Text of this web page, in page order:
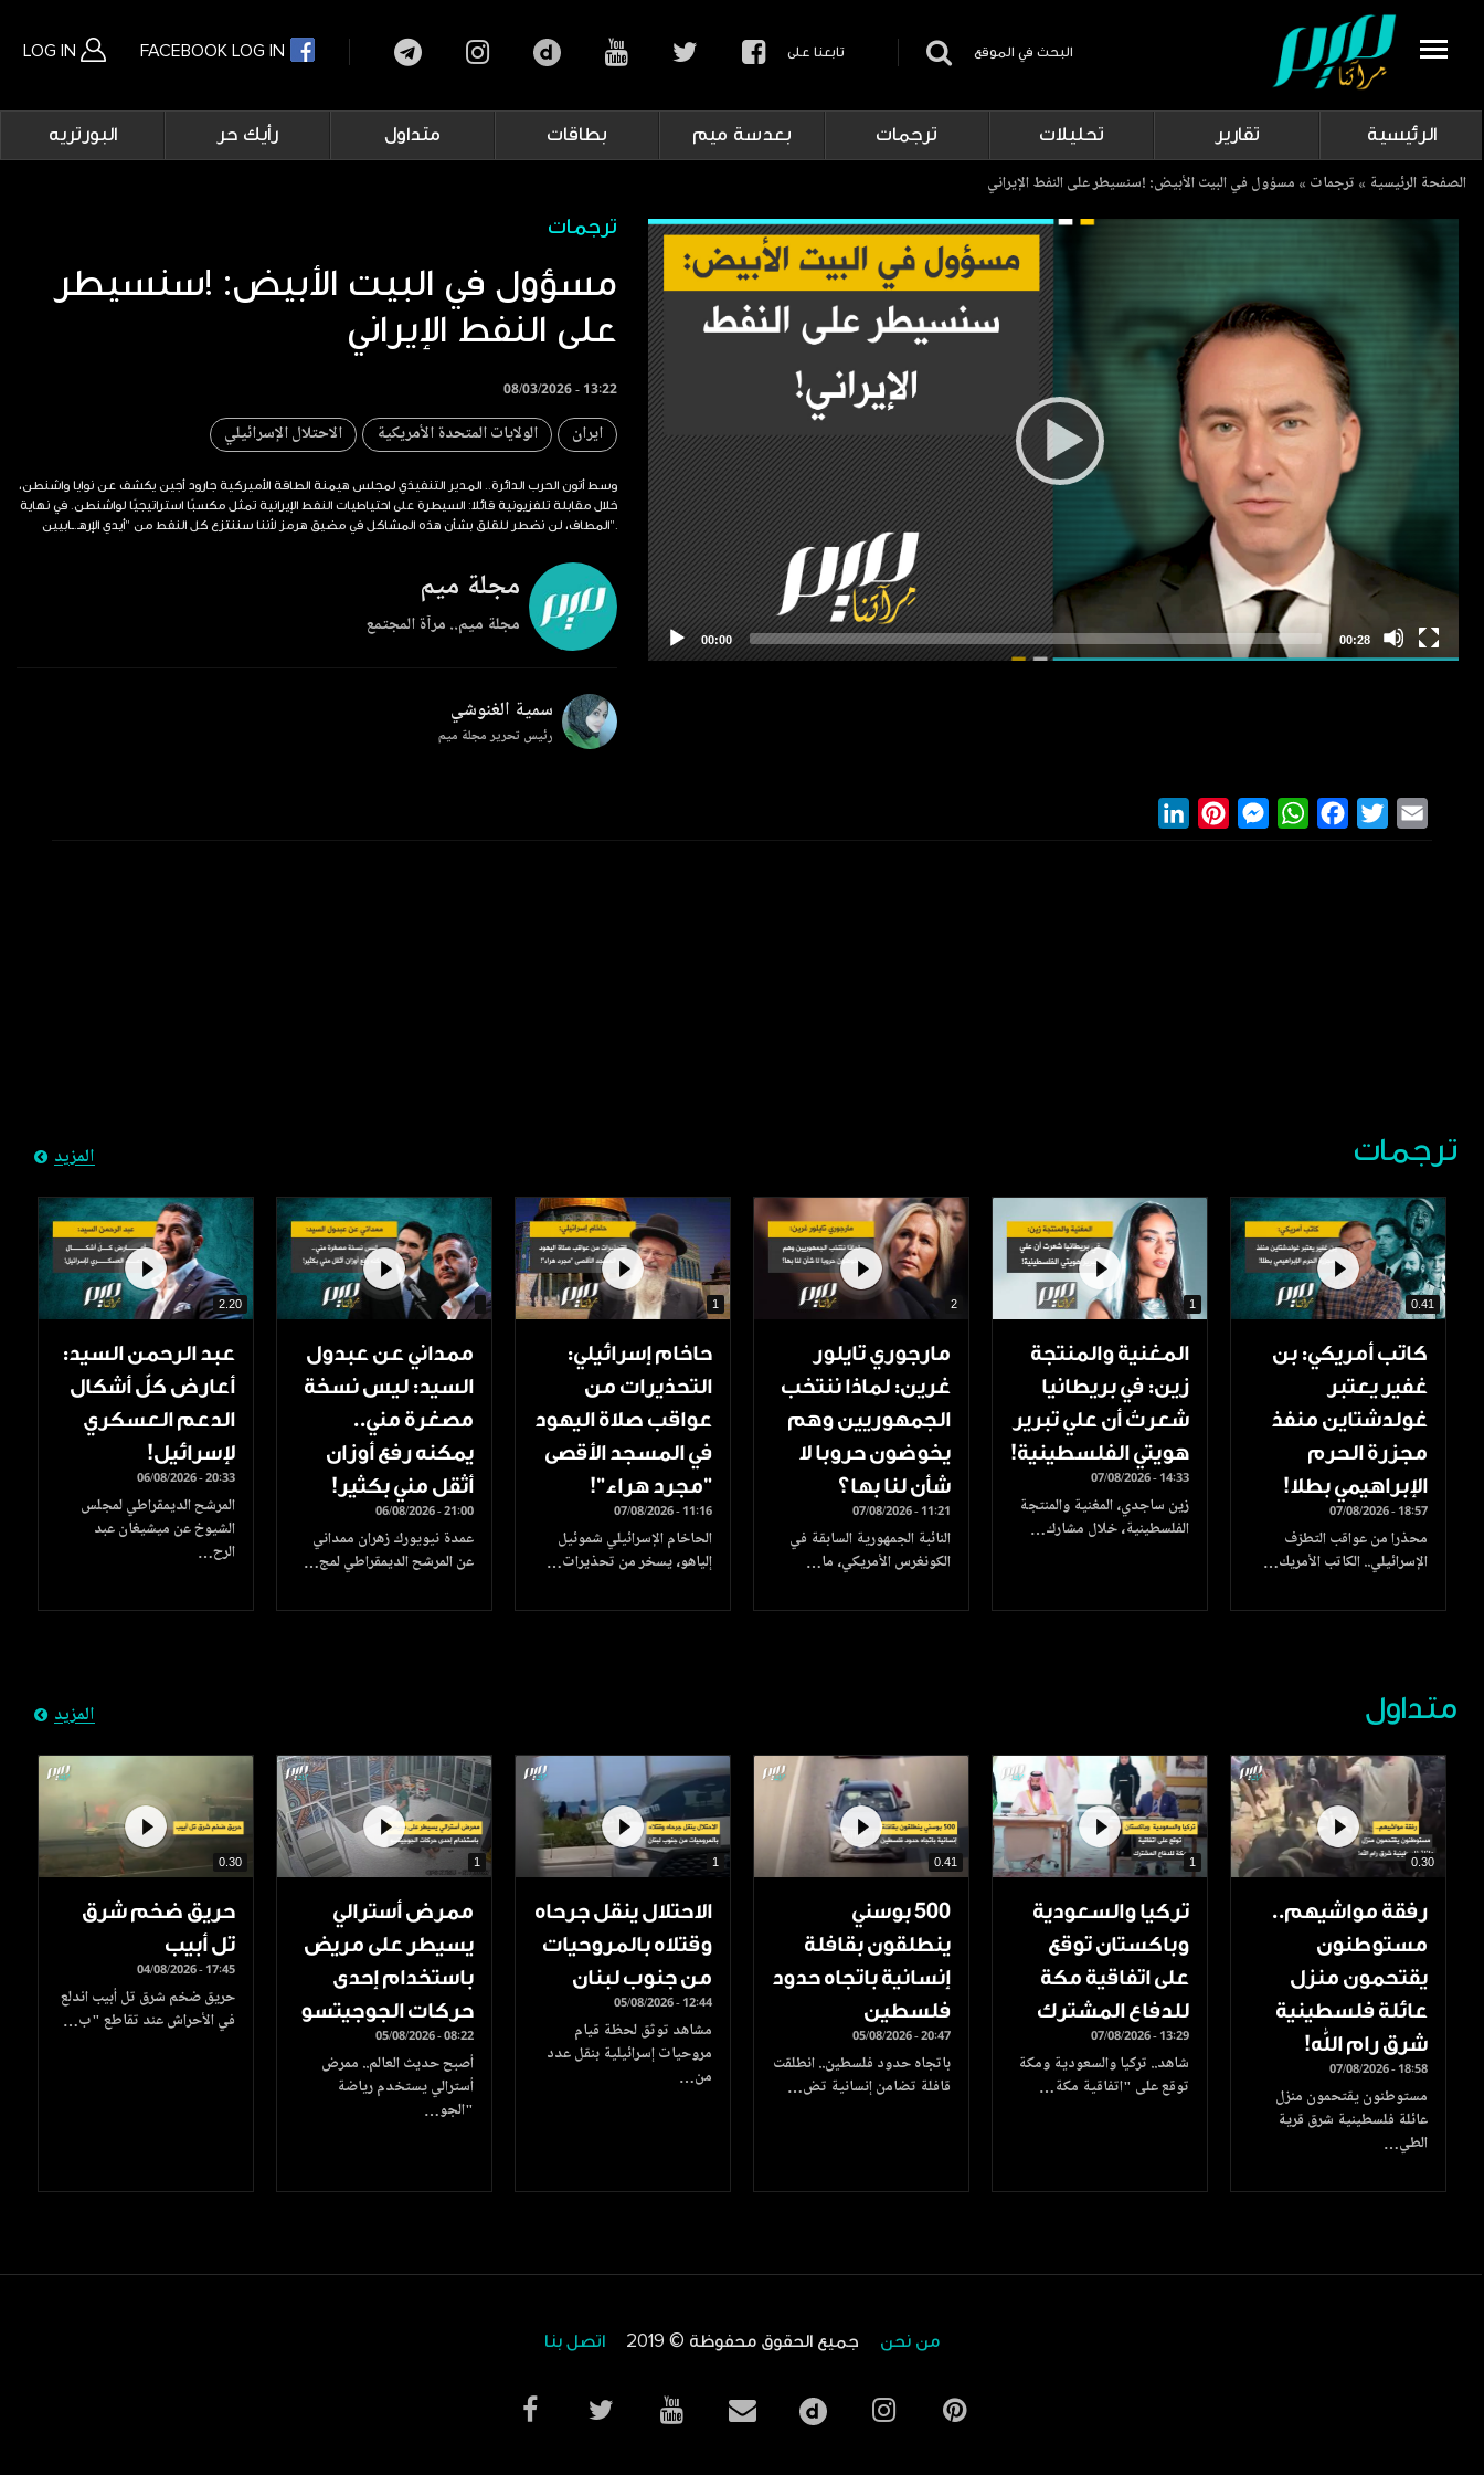
LOG IN FACEBOOK LOG IN البحث في الموقع تابعنا على
Main
navigation
الرئيسية تقارير تحليلات ترجمات بعدسة ميم بطاقات متداول رأيك حر البورتريه
Breadcrumb
الصفحة الرئيسية ترجمات مسؤول في البيت الأبيض: !سنسيطر على النفط الإيراني
ترجمات
مسؤول في البيت الأبيض: !سنسيطر
على النفط الإيراني
08/03/2026 - 13:22
ايران الولايات المتحدة الأمريكية الاحتلال الإسرائيلي
وسط أتون الحرب الدائرة.. المدير التنفيذي لمجلس هيمنة الطاقة الأميركية جارود أجين يكشف عن نوايا واشنطن،
خلال مقابلة تلفزيونية قائلا: السيطرة على احتياطيات النفط الإيرانية تمثل مكسبًا استراتيجيًا لواشنطن. في نهاية
المطاف، لن نضطر للقلق بشأن هذه المشاكل في مضيق هرمز لأننا سننتزع كل النفط من "أيدي الإرهـ.ـابيين".
مجلة ميم
مجلة ميم.. مرآة المجتمع
سمية الغنوشي
رئيس تحرير مجلة ميم
LinkedInPinterestMessengerWhatsAppFacebook
Twitter
ترجمات المزيد
0.41
كاتب أمريكي: بن
غفير يعتبر
غولدشتاين منفذ
مجزرة الحرم
الإبراهيمي بطلا!
07/08/2026 - 18:57
محذرا من عواقب التطرّف
الإسرائيلي.. الكاتب الأمريك…
1
المغنية والمنتجة
زين: في بريطانيا
شعرتُ أن علي تبرير
هويتي الفلسطينية!
07/08/2026 - 14:33
زين ساجدي، المغنية والمنتجة
الفلسطينية، خلال مشارك…
2
مارجوري تايلور
غرين: لماذا ننتخب
الجمهوريين وهم
يخوضون حروبا لا
شأن لنا بها؟
07/08/2026 - 11:21
النائبة الجمهورية السابقة في
الكونغرس الأمريكي، ما…
1
حاخام إسرائيلي:
التحذيرات من
عواقب صلاة اليهود
في المسجد الأقصى
"مجرد هراء"!
07/08/2026 - 11:16
الحاخام الإسرائيلي شموئيل
إلياهو، يسخر من تحذيرات…
ممداني عن عبدول
السيد: ليس نسخة
مصغرة مني..
يمكنه رفع أوزان
أثقل مني بكثير!
06/08/2026 - 21:00
عمدة نيويورك زهران ممداني
عن المرشح الديمقراطي لمج…
2.20
عبد الرحمن السيد:
أعارض كلّ أشكال
الدعم العسكري
لإسرائيل!
06/08/2026 - 20:33
المرشح الديمقراطي لمجلس
الشيوخ عن ميشيغان عبد
الرح…
متداول المزيد
0.30
رفقة مواشيهم..
مستوطنون
يقتحمون منزل
عائلة فلسطينية
شرق رام الله!
07/08/2026 - 18:58
مستوطنون يقتحمون منزل
عائلة فلسطينية شرق قرية
الطي…
1
تركيا والسعودية
وباكستان توقع
على اتفاقية مكة
للدفاع المشترك
07/08/2026 - 13:29
شاهد.. تركيا والسعودية ومكة
توقع على "اتفاقية مكة…
0.41
500 بوسني
ينطلقون بقافلة
إنسانية باتجاه حدود
فلسطين
05/08/2026 - 20:47
باتجاه حدود فلسطين.. انطلقت
قافلة تضامن إنسانية تض…
1
الاحتلال ينقل جرحاه
وقتلاه بالمروحيات
من جنوب لبنان
05/08/2026 - 12:44
مشاهد توثق لحظة قيام
مروحيات إسرائيلية بنقل عدد
من…
1
ممرض أسترالي
يسيطر على مريض
باستخدام إحدى
حركات الجوجيتسو
05/08/2026 - 08:22
أصبح حديث العالم.. ممرض
أسترالي يستخدم رياضة
"الجو…
0.30
حريق ضخم شرق
تل أبيب
04/08/2026 - 17:45
حريق ضخم شرق تل أبيب اندلع
في الأحراش عند تقاطع "ب…
من نحن جميع الحقوق محفوظة © 2019 اتصل بنا